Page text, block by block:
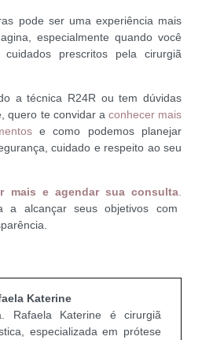
pode ser uma experiência mais
especialmente quando você
prescritos pela cirurgiã
a técnica R24R ou tem dúvidas
quero te convidar a conhecer mais
e como podemos planejar
cuidado e respeito ao seu
mais e agendar sua consulta.
a alcançar seus objetivos com
Katerine
Rafaela Katerine é cirurgiã
especializada em prótese